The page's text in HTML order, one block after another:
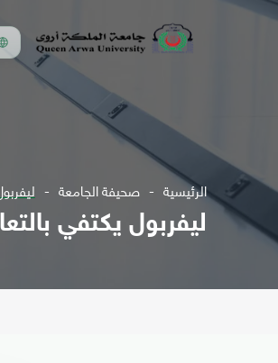
الرئيسية صحيفة الجامعة
ليفربول يكتفي